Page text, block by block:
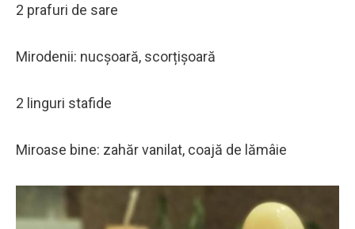
2 prafuri de sare
Mirodenii: nucșoară, scorțișoară
2 linguri stafide
Miroase bine: zahăr vanilat, coajă de lămâie